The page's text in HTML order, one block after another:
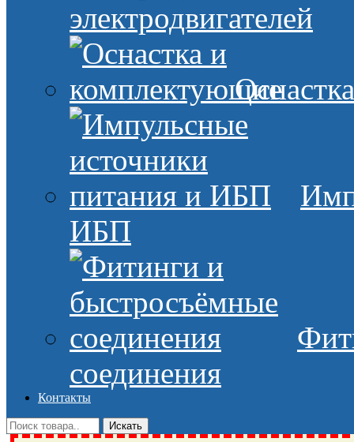
электродвигателей
ИБП
соединения
Контакты